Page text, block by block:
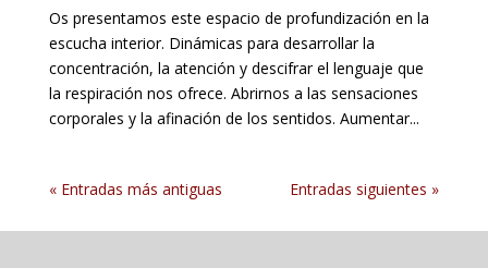
Os presentamos este espacio de profundización en la
escucha interior. Dinámicas para desarrollar la
concentración, la atención y descifrar el lenguaje que
la respiración nos ofrece. Abrirnos a las sensaciones
corporales y la afinación de los sentidos. Aumentar...
« Entradas más antiguas Entradas siguientes »